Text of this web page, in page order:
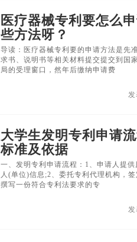
医疗器械专利要怎么
些方法呀？
导读：医疗器械专利要的申请方法是先
求书、说明书等相关材料提交提交到国
局的受理窗口，然年后缴纳申请费
大学生发明专利申请
标准及依据
一、发明专利申请流程：1、申请人提
人(单位)信息;2、委托专利代理机构，
撰写一份符合专利法要求的专